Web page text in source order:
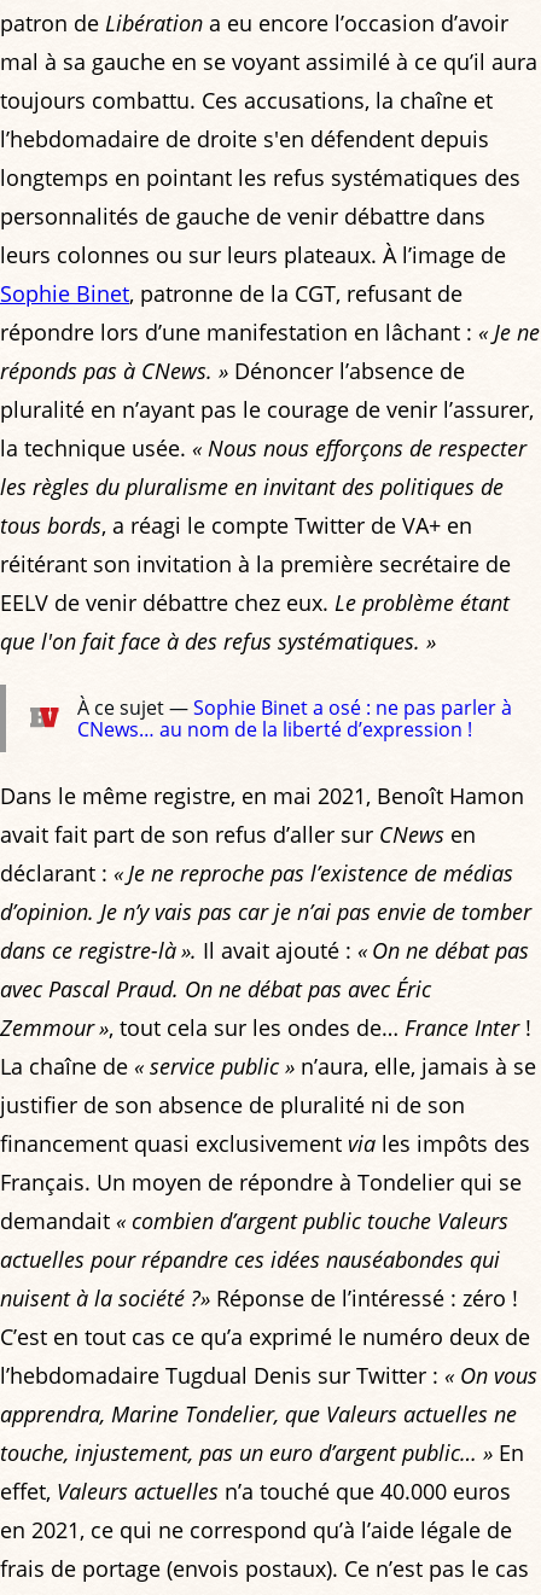
patron de Libération a eu encore l’occasion d’avoir
mal à sa gauche en se voyant assimilé à ce qu’il aura
toujours combattu. Ces accusations, la chaîne et
l’hebdomadaire de droite s'en défendent depuis
longtemps en pointant les refus systématiques des
personnalités de gauche de venir débattre dans
leurs colonnes ou sur leurs plateaux. À l’image de
Sophie Binet, patronne de la CGT, refusant de
répondre lors d’une manifestation en lâchant : « Je ne
réponds pas à CNews. » Dénoncer l’absence de
pluralité en n’ayant pas le courage de venir l’assurer,
la technique usée. « Nous nous efforçons de respecter
les règles du pluralisme en invitant des politiques de
tous bords, a réagi le compte Twitter de VA+ en
réitérant son invitation à la première secrétaire de
EELV de venir débattre chez eux. Le problème étant
que l'on fait face à des refus systématiques. »
À ce sujet —Sophie Binet a osé : ne pas parler à
CNews… au nom de la liberté d’expression !
Dans le même registre, en mai 2021, Benoît Hamon
avait fait part de son refus d’aller sur CNews en
déclarant : « Je ne reproche pas l’existence de médias
d’opinion. Je n’y vais pas car je n’ai pas envie de tomber
dans ce registre-là ». Il avait ajouté : « On ne débat pas
avec Pascal Praud. On ne débat pas avec Éric
Zemmour », tout cela sur les ondes de… France Inter!
La chaîne de « service public » n’aura, elle, jamais à se
justifier de son absence de pluralité ni de son
financement quasi exclusivement via les impôts des
Français. Un moyen de répondre à Tondelier qui se
demandait « combien d’argent public touche Valeurs
actuelles pour répandre ces idées nauséabondes qui
nuisent à la société ?» Réponse de l’intéressé : zéro !
C’est en tout cas ce qu’a exprimé le numéro deux de
l’hebdomadaire Tugdual Denis sur Twitter : « On vous
apprendra, Marine Tondelier, que Valeurs actuelles ne
touche, injustement, pas un euro d’argent public… » En
effet, Valeurs actuelles n’a touché que 40.000 euros
en 2021, ce qui ne correspond qu’à l’aide légale de
frais de portage (envois postaux). Ce n’est pas le cas